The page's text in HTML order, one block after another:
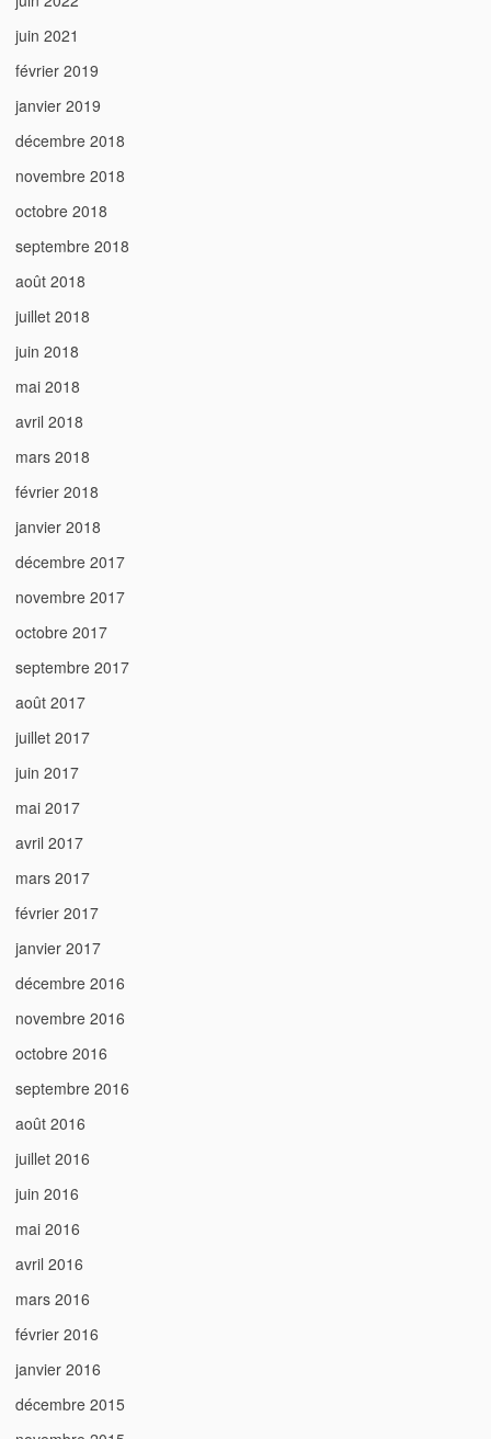
juin 2021
février 2019
janvier 2019
décembre 2018
novembre 2018
octobre 2018
septembre 2018
août 2018
juillet 2018
juin 2018
mai 2018
avril 2018
mars 2018
février 2018
janvier 2018
décembre 2017
novembre 2017
octobre 2017
septembre 2017
août 2017
juillet 2017
juin 2017
mai 2017
avril 2017
mars 2017
février 2017
janvier 2017
décembre 2016
novembre 2016
octobre 2016
septembre 2016
août 2016
juillet 2016
juin 2016
mai 2016
avril 2016
mars 2016
février 2016
janvier 2016
décembre 2015